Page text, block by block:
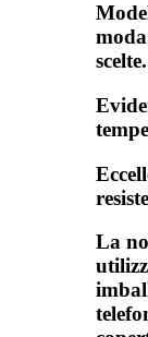
scelte.
La